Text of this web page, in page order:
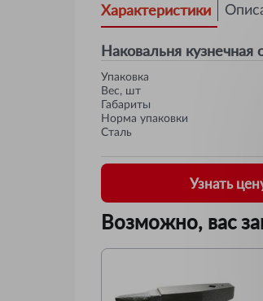
Характеристики
Наковальня кузнечная
Упаковка
Вес, шт
Габариты
Норма упаковки
Сталь
Узнать
Возможно, вас